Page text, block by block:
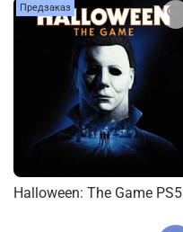
Предзаказ
Halloween: The Game PS5